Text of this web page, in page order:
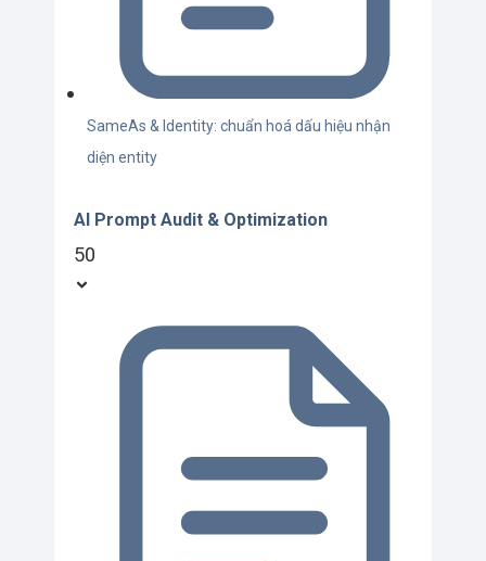
SameAs & Identity: chuẩn hoá dấu hiệu nhận
diện entity
AI Prompt Audit & Optimization
50